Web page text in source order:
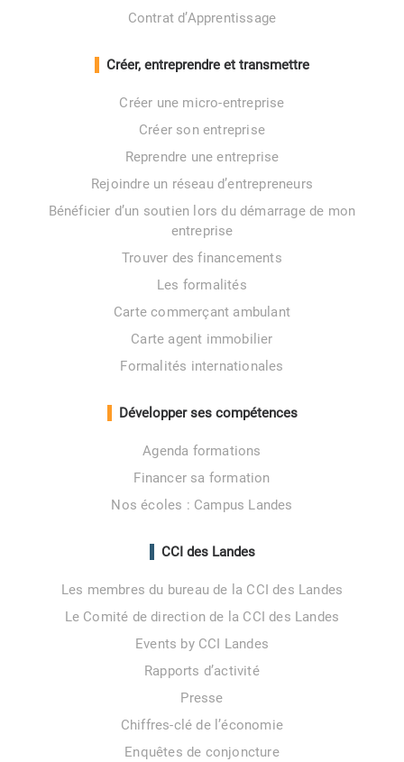
Contrat d’Apprentissage
Créer, entreprendre et transmettre
Créer une micro-entreprise
Créer son entreprise
Reprendre une entreprise
Rejoindre un réseau d’entrepreneurs
Bénéficier d’un soutien lors du démarrage de mon
entreprise
Trouver des financements
Les formalités
Carte commerçant ambulant
Carte agent immobilier
Formalités internationales
Développer ses compétences
Agenda formations
Financer sa formation
Nos écoles : Campus Landes
CCI des Landes
Les membres du bureau de la CCI des Landes
Le Comité de direction de la CCI des Landes
Events by CCI Landes
Rapports d’activité
Presse
Chiffres-clé de l’économie
Enquêtes de conjoncture